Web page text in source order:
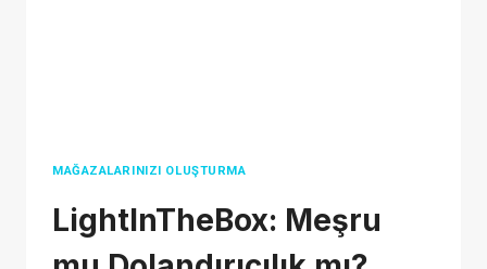
MAĞAZALARINIZI OLUŞTURMA
LightInTheBox: Meşru